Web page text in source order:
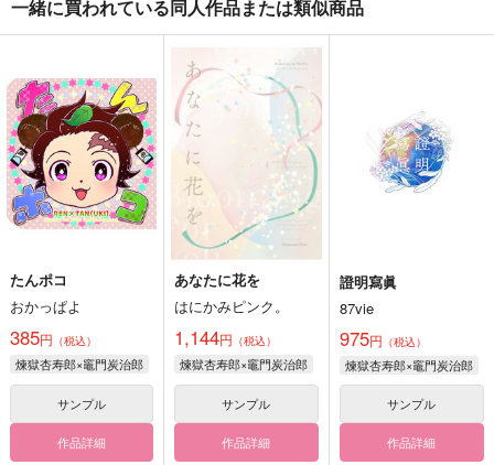
一緒に買われている同人作品または類似商品
たんポコ
おかっぱよ
385円 （税込）
煉獄杏寿郎×竈門炭治郎
サンプル
作品詳細
あなたに花を
はにかみピンク。
1,144円 （税込）
煉獄杏寿郎×竈門炭治郎
サンプル
作品詳細
證明寫眞
87vie
975円 （税込）
煉獄杏寿郎×竈門炭治郎
サンプル
作品詳細